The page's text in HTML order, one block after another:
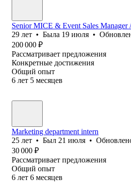
Senior MICE & Event Sales
29 лет • Была 19 июля •
200 000 ₽
Рассматривает предложения
Конкретные достижения
Общий опыт
6 лет 5 месяцев
Marketing department intern
25 лет • Был 21 июля •
30 000 ₽
Рассматривает предложения
Общий опыт
6 лет 6 месяцев